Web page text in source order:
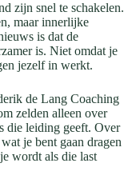
zijn snel te schakelen.
maar innerlijke
is dat de
is. Niet omdat je
jezelf in werkt.
de Lang Coaching
zelden alleen over
die leiding geeft. Over
je bent gaan dragen
wordt als die last